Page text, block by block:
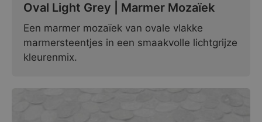
Oval Light Grey | Marmer Mozaïek
Een marmer mozaïek van ovale vlakke
marmersteentjes in een smaakvolle lichtgrijze
kleurenmix.